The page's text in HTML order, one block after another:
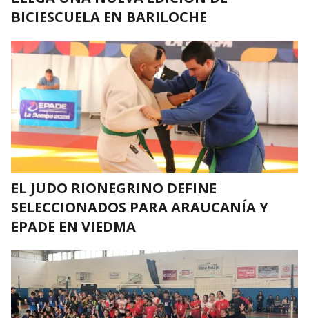
BICIESCUELA EN BARILOCHE
EL JUDO RIONEGRINO DEFINE
SELECCIONADOS PARA ARAUCANÍA Y
EPADE EN VIEDMA